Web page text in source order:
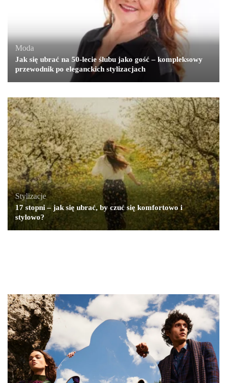
Moda
Jak się ubrać na 50-lecie ślubu jako gość – kompleksowy
przewodnik po eleganckich stylizacjach
Stylizacje
17 stopni – jak się ubrać, by czuć się komfortowo i
stylowo?